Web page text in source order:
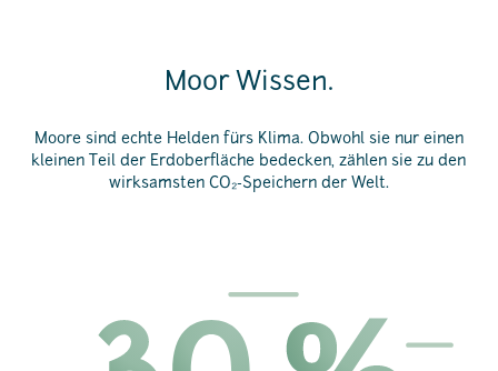
Moor Wissen.
Moore sind echte Helden fürs Klima. Obwohl sie nur einen
kleinen Teil der Erdoberfläche bedecken, zählen sie zu den
wirksamsten CO₂-Speichern der Welt.